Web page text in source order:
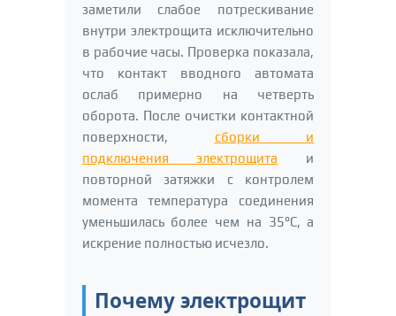
заметили слабое потрескивание
внутри электрощита исключительно
в рабочие часы. Проверка показала,
что контакт вводного автомата
ослаб примерно на четверть
оборота. После очистки контактной
поверхности, сборки и
подключения электрощита и
повторной затяжки с контролем
момента температура соединения
уменьшилась более чем на 35°C, а
искрение полностью исчезло.
Почему электрощит